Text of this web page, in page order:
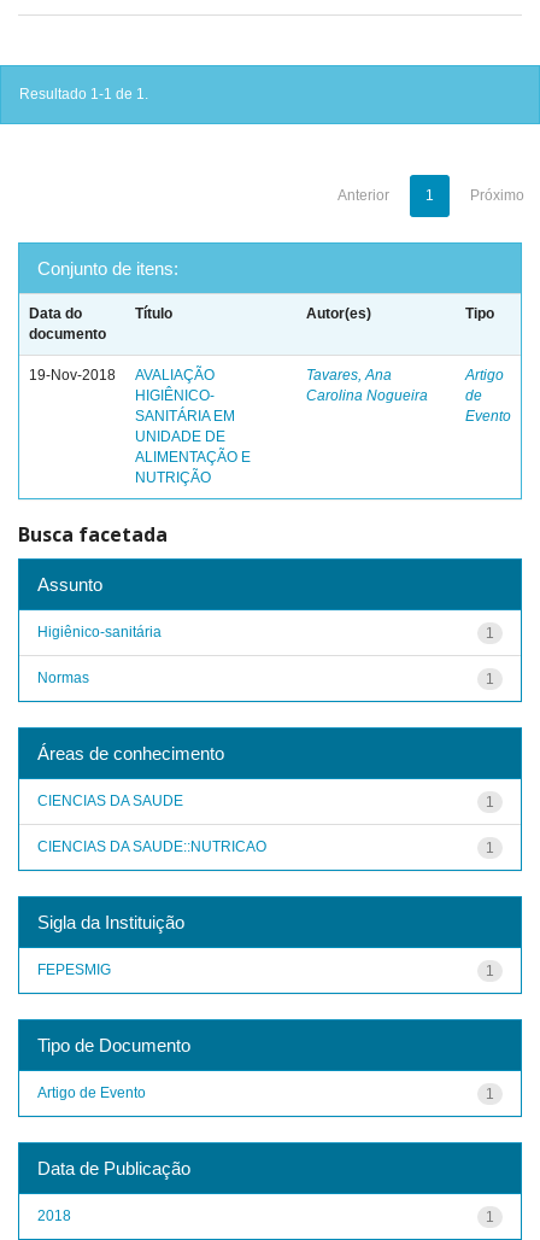
Resultado 1-1 de 1.
Anterior 1 Próximo
Conjunto de itens:
Data do
documento
Título Autor(es) Tipo
19-Nov-2018
AVALIAÇÃO
HIGIÊNICO-
SANITÁRIA EM
UNIDADE DE
ALIMENTAÇÃO E
NUTRIÇÃO
Tavares, Ana
Carolina Nogueira
Artigo
de
Evento
Busca facetada
Assunto
1
Higiênico-sanitária
1
Normas
Áreas de conhecimento
1
CIENCIAS DA SAUDE
1
CIENCIAS DA SAUDE::NUTRICAO
Sigla da Instituição
1
FEPESMIG
Tipo de Documento
1
Artigo de Evento
Data de Publicação
1
2018